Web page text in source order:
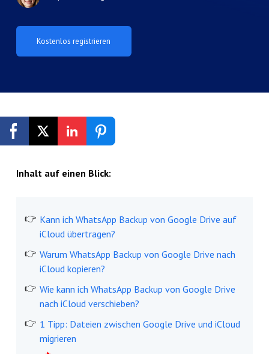
Inhalt auf einen Blick:
Kann ich WhatsApp Backup von Google Drive auf
iCloud übertragen?
Warum WhatsApp Backup von Google Drive nach
iCloud kopieren?
Wie kann ich WhatsApp Backup von Google Drive
nach iCloud verschieben?
1 Tipp: Dateien zwischen Google Drive und iCloud
migrieren